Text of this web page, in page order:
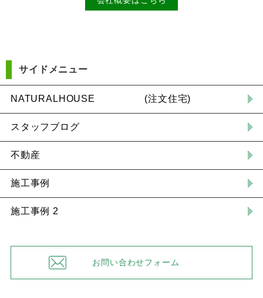
サイドメニュー
NATURALHOUSE (注文住宅)
スタッフブログ
不動産
施工事例
施工事例 2
お問い合わせフォーム